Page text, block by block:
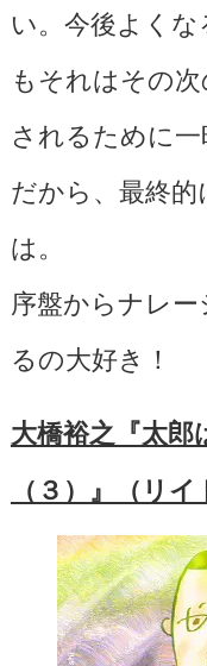
い。今後よく
もそれはその
されるために
だから、最終
は。
序盤からナレ
るの大好き！
大橋裕之『太
（３）』（リイ